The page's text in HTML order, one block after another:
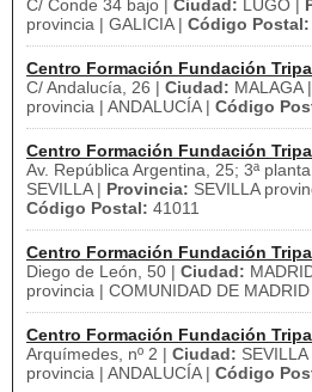
C/ Conde 34 bajo | Ciudad: LUGO |
provincia | GALICIA | Código Postal:
Centro Formación Fundación
C/ Andalucía, 26 | Ciudad: MALAGA |
provincia | ANDALUCÍA | Código
Centro Formación Fundación
Av. República Argentina, 25; 3ª
SEVILLA | Provincia: SEVILLA
Código Postal: 41011
Centro Formación Fundación
Diego de León, 50 | Ciudad:
provincia | COMUNIDAD DE MADRID
Centro Formación Fundación
Arquímedes, nº 2 | Ciudad: SEVILLA
provincia | ANDALUCÍA | Código